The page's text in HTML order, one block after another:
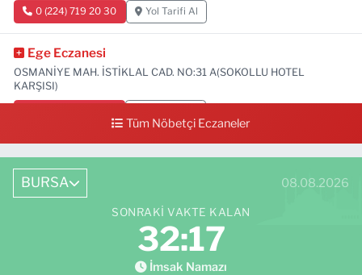
0 (224) 719 20 30 Yol Tarifi Al
Ege Eczanesi
OSMANİYE MAH. İSTİKLAL CAD. NO:31 A(SOKOLLU HOTEL
KARŞISI)
Tüm Nöbetçi Eczaneler
BURSA 08.08.2026
SONRAKI VAKTE KALAN
32:15
İmsak Namazı